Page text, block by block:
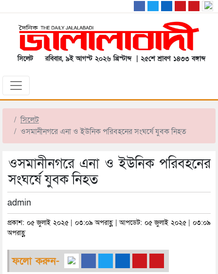
সিলেট রবিবার, ৯ই আগস্ট ২০২৬ খ্রিস্টাব্দ | ২৫শে শ্রাবণ ১৪৩৩ বঙ্গাব্দ
সিলেট
ওসমানীনগরে এনা ও ইউনিক পরিবহনের সংঘর্ষে যুবক নিহত
ওসমানীনগরে এনা ও ইউনিক পরিবহনের
সংঘর্ষে যুবক নিহত
admin
প্রকাশ: ০৫ জুলাই ২০২৫ | ০৩:০৯ অপরাহ্ণ | আপডেট: ০৫ জুলাই ২০২৫ | ০৩:০৯
অপরাহ্ণ
ফলো করুন-